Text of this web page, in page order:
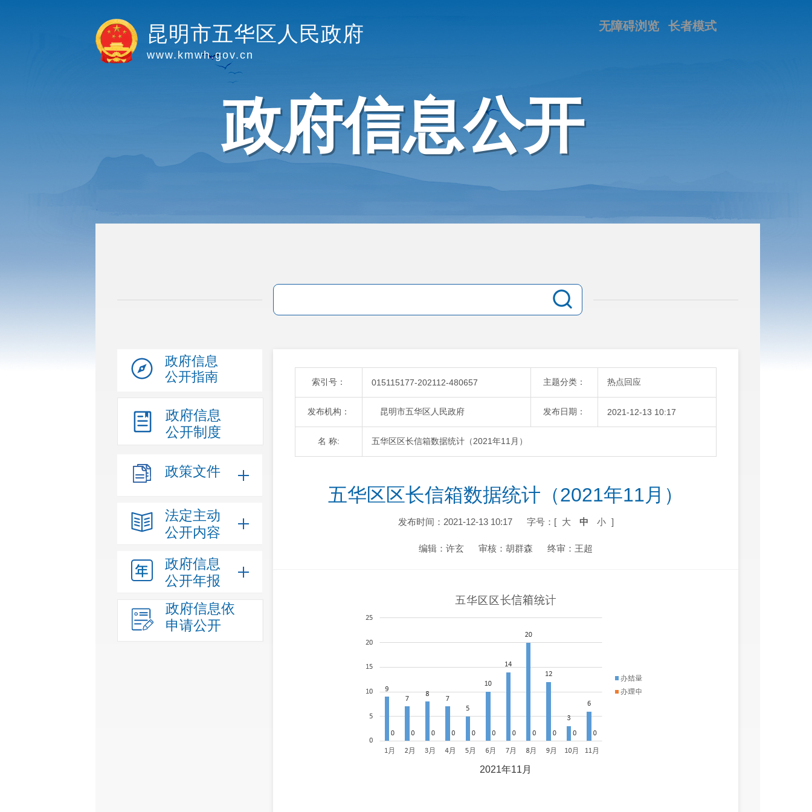
昆明市五华区人民政府
www.kmwh.gov.cn
长者模式
无障碍浏览
政府信息公开
政府信息
公开指南
政府信息
公开制度
政策文件
法定主动
公开内容
政府信息
公开年报
政府信息依
申请公开
索引号： 015115177-202112-480657 主题分类： 热点回应
发布机构： 昆明市五华区人民政府 发布日期： 2021-12-13 10:17
名 称: 五华区区长信箱数据统计（2021年11月）
五华区区长信箱数据统计（2021年11月）
发布时间：2021-12-13 10:17 字号：[ 大 中 小 ]
编辑：许玄 审核：胡群森 终审：王超
2021年11月